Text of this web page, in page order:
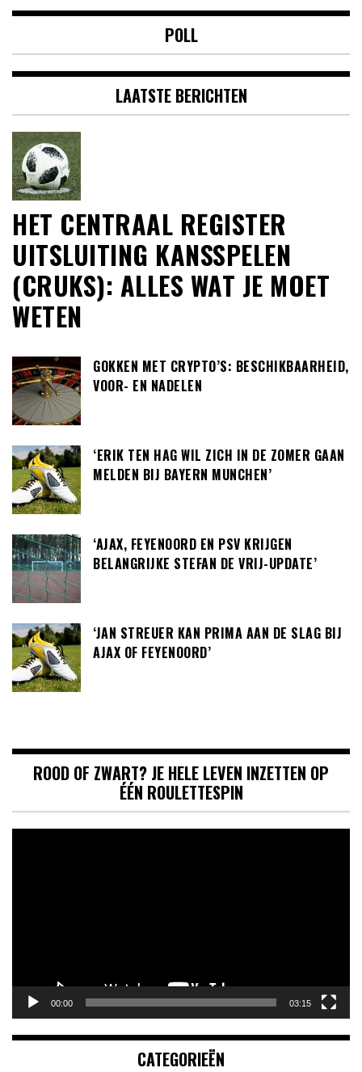
POLL
LAATSTE BERICHTEN
HET CENTRAAL REGISTER
UITSLUITING KANSSPELEN
(CRUKS): ALLES WAT JE MOET
WETEN
GOKKEN MET CRYPTO’S: BESCHIKBAARHEID,
VOOR- EN NADELEN
‘ERIK TEN HAG WIL ZICH IN DE ZOMER GAAN
MELDEN BIJ BAYERN MUNCHEN’
‘AJAX, FEYENOORD EN PSV KRIJGEN
BELANGRIJKE STEFAN DE VRIJ-UPDATE’
‘JAN STREUER KAN PRIMA AAN DE SLAG BIJ
AJAX OF FEYENOORD’
ROOD OF ZWART? JE HELE LEVEN INZETTEN OP
ÉÉN ROULETTESPIN
00:00 03:15
CATEGORIEËN